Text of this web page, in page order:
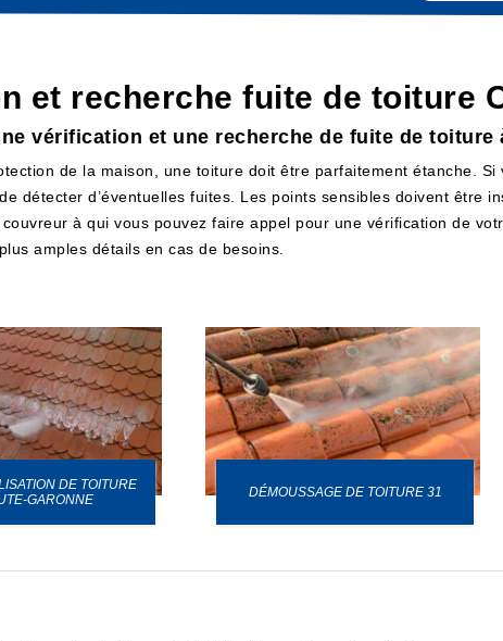
et recherche fuite de toiture
vérification et une recherche de fuite de toiture
de la maison, une toiture doit être parfaitement étanche.
détecter d’éventuelles fuites. Les points sensibles doivent être
à qui vous pouvez faire appel pour une vérification de
amples détails en cas de besoins.
DE TOITURE
GARONNE
DÉMOUSSAGE DE TOITURE 31